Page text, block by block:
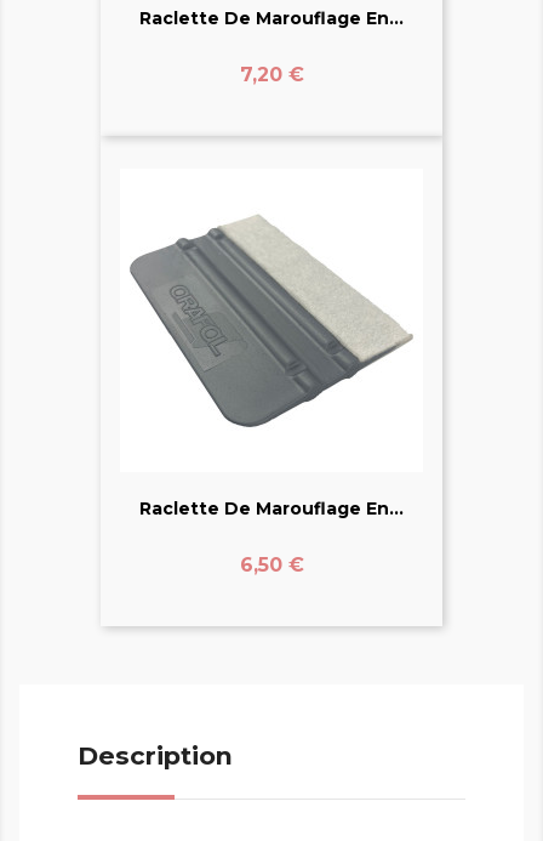
Raclette De Marouflage En...
Prix
7,20 €
Raclette De Marouflage En...
Prix
6,50 €
Description